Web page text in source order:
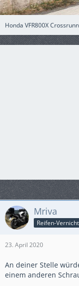
Honda VFR800X
Mriva
Reifen-
23. April 2020
An deiner Stelle
einem anderen